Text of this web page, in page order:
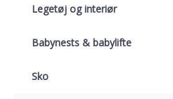
Legetøj og interiør
Babynests & babylifte
Sko